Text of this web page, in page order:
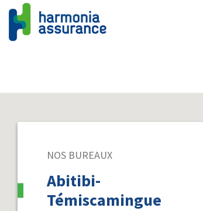
NOS BUREAUX
Abitibi-
Témiscamingue